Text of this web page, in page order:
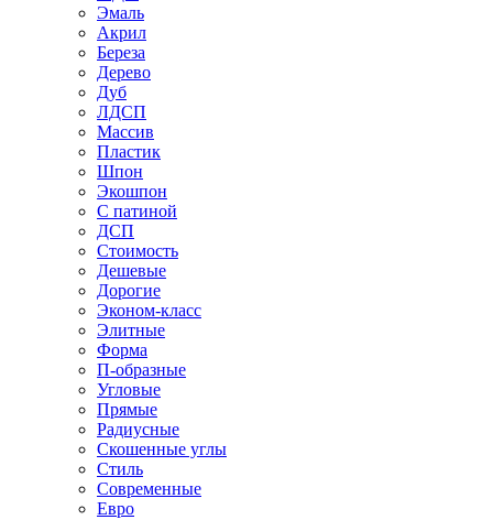
Эмаль
Акрил
Береза
Дерево
Дуб
ЛДСП
Массив
Пластик
Шпон
Экошпон
С патиной
ДСП
Стоимость
Дешевые
Дорогие
Эконом-класс
Элитные
Форма
П-образные
Угловые
Прямые
Радиусные
Скошенные углы
Стиль
Современные
Евро